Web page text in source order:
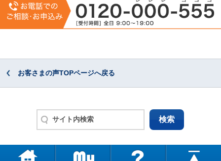
お客さまの声TOPページへ戻る